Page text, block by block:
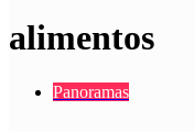
alimentos
Panoramas